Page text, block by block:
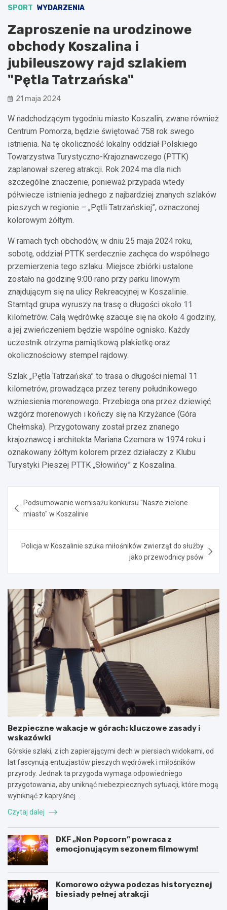
SPORT WYDARZENIA
Zaproszenie na urodzinowe
obchody Koszalina i
jubileuszowy rajd szlakiem
"Pętla Tatrzańska"
21 maja 2024
W nadchodzącym tygodniu miasto Koszalin, zwane również
Centrum Pomorza, będzie świętować 758 rok swego
istnienia. Na tę okoliczność lokalny oddział Polskiego
Towarzystwa Turystyczno-Krajoznawczego (PTTK)
zaplanował szereg atrakcji. Rok 2024 ma dla nich
szczególne znaczenie, ponieważ przypada wtedy
półwiecze istnienia jednego z najbardziej znanych szlaków
pieszych w regionie – „Pętli Tatrzańskiej”, oznaczonej
kolorowym żółtym.
W ramach tych obchodów, w dniu 25 maja 2024 roku,
sobotę, oddział PTTK serdecznie zachęca do wspólnego
przemierzenia tego szlaku. Miejsce zbiórki ustalone
zostało na godzinę 9:00 rano przy parku linowym
znajdującym się na ulicy Rekreacyjnej w Koszalinie.
Stamtąd grupa wyruszy na trasę o długości około 11
kilometrów. Całą wędrówkę szacuje się na około 4 godziny,
a jej zwieńczeniem będzie wspólne ognisko. Każdy
uczestnik otrzyma pamiątkową plakietkę oraz
okolicznościowy stempel rajdowy.
Szlak „Pętla Tatrzańska” to trasa o długości niemal 11
kilometrów, prowadząca przez tereny południkowego
wzniesienia morenowego. Przebiega ona przez dziewięć
wzgórz morenowych i kończy się na Krzyżance (Góra
Chełmska). Przygotowany został przez znanego
krajoznawcę i architekta Mariana Czernera w 1974 roku i
oznakowany żółtym kolorem przez działaczy z Klubu
Turystyki Pieszej PTTK „Słowińcy” z Koszalina.
wpisu
Podsumowanie wernisażu konkursu "Nasze zielone
miasto" w Koszalinie
Policja w Koszalinie szuka miłośników zwierząt do służby
jako przewodnicy psów
Bezpieczne wakacje w górach: kluczowe zasady i
wskazówki
Górskie szlaki, z ich zapierającymi dech w piersiach widokami, od
lat fascynują entuzjastów pieszych wędrówek i miłośników
przyrody. Jednak ta przygoda wymaga odpowiedniego
przygotowania, aby uniknąć niebezpiecznych sytuacji, które mogą
wyniknąć z kapryśnej…
Czytaj dalej
DKF „Non Popcorn” powraca z
emocjonującym sezonem filmowym!
Komorowo ożywa podczas historycznej
biesiady pełnej atrakcji